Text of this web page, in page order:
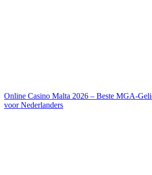
Online Casino Malta 2026 – Beste MGA-
voor Nederlanders